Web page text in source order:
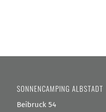
SONNENCAMPING ALBSTADT
Beibruck 54